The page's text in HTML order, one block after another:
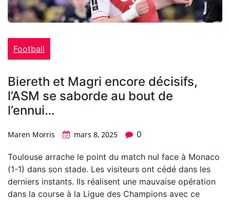
Football
Biereth et Magri encore décisifs,
l’ASM se saborde au bout de
l’ennui…
Maren Morris mars 8, 2025 0
Toulouse arrache le point du match nul face à Monaco
(1-1) dans son stade. Les visiteurs ont cédé dans les
derniers instants. Ils réalisent une mauvaise opération
dans la course à la Ligue des Champions avec ce